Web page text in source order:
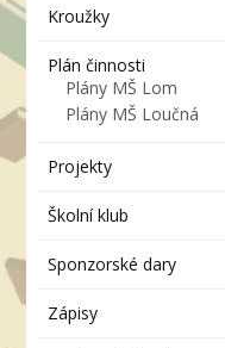
Kroužky
Plán činnosti
Plány MŠ Lom
Plány MŠ Loučná
Projekty
Školní klub
Sponzorské dary
Zápisy